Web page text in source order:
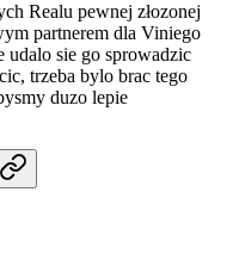
Realu pewnej złozonej
partnerem dla Viniego
udalo sie go sprowadzic
trzeba bylo brac tego
duzo lepie